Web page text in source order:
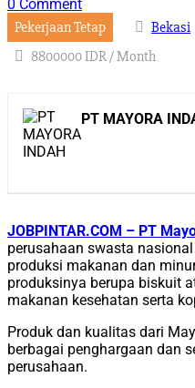
0 Comment
Pekerjaan Tetap Bekasi
8800000 IDR / Month
PT MAYORA
JOBPINTAR.COM – PT
perusahaan swasta
produksi makanan dan
produksinya berupa biskuit
makanan kesehatan serta
Produk dan kualitas dari
berbagai penghargaan dan
perusahaan.